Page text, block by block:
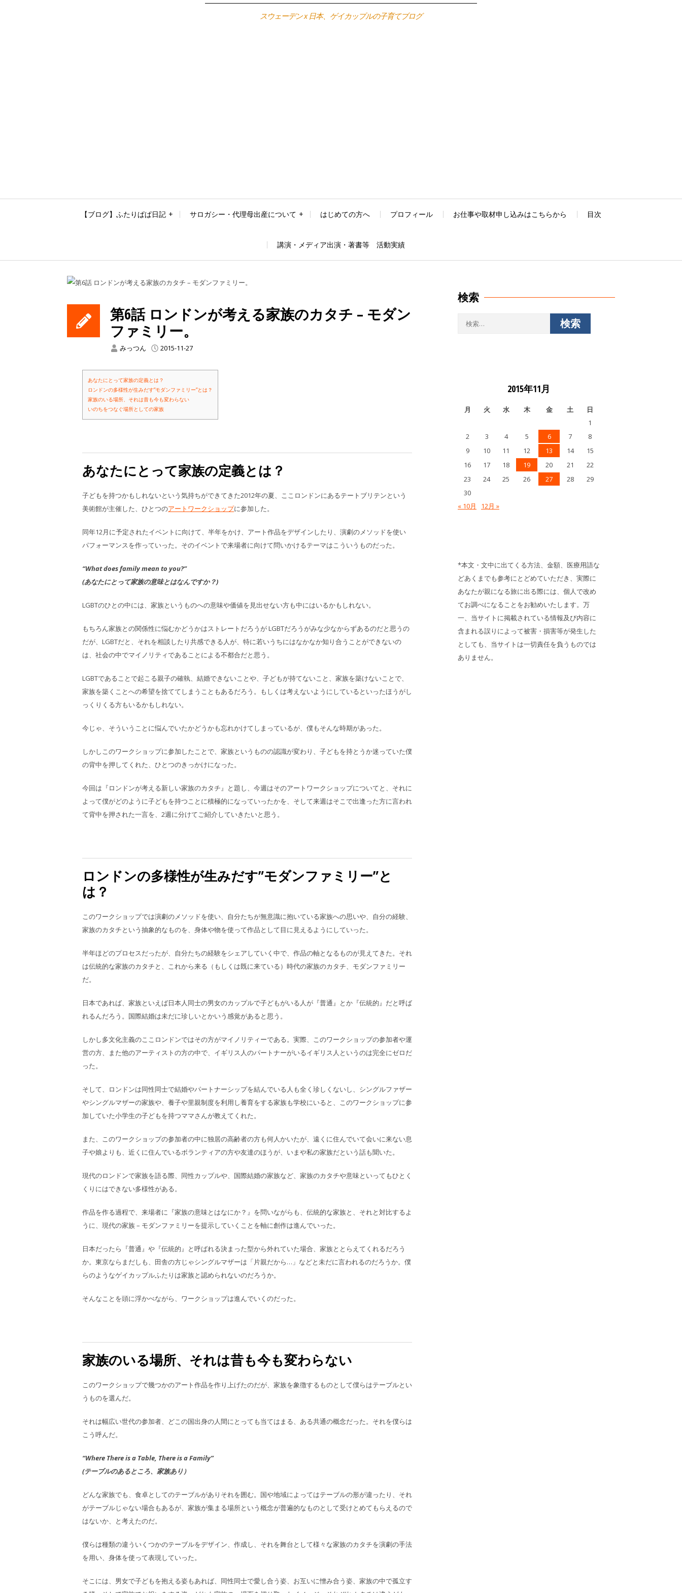
スウェーデン x 日本、ゲイカップルの子育てブログ
【ブログ】ふたりぱぱ日記 サロガシー・代理母出産について はじめての方へ プロフィール お仕事や取材申し込みはこちらから 目次
講演・メディア出演・著書等 活動実績
第6話 ロンドンが考える家族のカタチ – モダン
ファミリー。
みっつん 2015-11-27
あなたにとって家族の定義とは？
ロンドンの多様性が生みだす”モダンファミリー”とは？
家族のいる場所、それは昔も今も変わらない
いのちをつなぐ場所としての家族
あなたにとって家族の定義とは？
子どもを持つかもしれないという気持ちができてきた2012年の夏、ここロンドンにあるテートブリテンという
美術館が主催した、ひとつのアートワークショップに参加した。
同年12月に予定されたイベントに向けて、半年をかけ、アート作品をデザインしたり、演劇のメソッドを使い
パフォーマンスを作っていった。そのイベントで来場者に向けて問いかけるテーマはこういうものだった。
“What does family mean to you?”
(あなたにとって家族の意味とはなんですか？)
LGBTのひとの中には、家族というものへの意味や価値を見出せない方も中にはいるかもしれない。
もちろん家族との関係性に悩むかどうかはストレートだろうが LGBTだろうがみな少なからずあるのだと思うの
だが、LGBTだと、それを相談したり共感できる人が、特に若いうちにはなかなか知り合うことができないの
は、社会の中でマイノリティであることによる不都合だと思う。
LGBTであることで起こる親子の確執、結婚できないことや、子どもが持てないこと、家族を築けないことで、
家族を築くことへの希望を捨ててしまうこともあるだろう。もしくは考えないようにしているといったほうがし
っくりくる方もいるかもしれない。
今じゃ、そういうことに悩んでいたかどうかも忘れかけてしまっているが、僕もそんな時期があった。
しかしこのワークショップに参加したことで、家族というものの認識が変わり、子どもを持とうか迷っていた僕
の背中を押してくれた、ひとつのきっかけになった。
今回は『ロンドンが考える新しい家族のカタチ』と題し、今週はそのアートワークショップについてと、それに
よって僕がどのように子どもを持つことに積極的になっていったかを、そして来週はそこで出逢った方に言われ
て背中を押された一言を、2週に分けてご紹介していきたいと思う。
ロンドンの多様性が生みだす”モダンファミリー”と
は？
このワークショップでは演劇のメソッドを使い、自分たちが無意識に抱いている家族への思いや、自分の経験、
家族のカタチという抽象的なものを、身体や物を使って作品として目に見えるようにしていった。
半年ほどのプロセスだったが、自分たちの経験をシェアしていく中で、作品の軸となるものが見えてきた。それ
は伝統的な家族のカタチと、これから来る（もしくは既に来ている）時代の家族のカタチ、モダンファミリー
だ。
日本であれば、家族といえば日本人同士の男女のカップルで子どもがいる人が『普通』とか『伝統的』だと呼ば
れるんだろう。国際結婚は未だに珍しいとかいう感覚があると思う。
しかし多文化主義のここロンドンではその方がマイノリティーである。実際、このワークショップの参加者や運
営の方、また他のアーティストの方の中で、イギリス人のパートナーがいるイギリス人というのは完全にゼロだ
った。
そして、ロンドンは同性同士で結婚やパートナーシップを結んでいる人も全く珍しくないし、シングルファザー
やシングルマザーの家族や、養子や里親制度を利用し養育をする家族も学校にいると、このワークショップに参
加していた小学生の子どもを持つママさんが教えてくれた。
また、このワークショップの参加者の中に独居の高齢者の方も何人かいたが、遠くに住んでいて会いに来ない息
子や娘よりも、近くに住んでいるボランティアの方や友達のほうが、いまや私の家族だという話も聞いた。
現代のロンドンで家族を語る際、同性カップルや、国際結婚の家族など、家族のカタチや意味といってもひとく
くりにはできない多様性がある。
作品を作る過程で、来場者に『家族の意味とはなにか？』を問いながらも、伝統的な家族と、それと対比するよ
うに、現代の家族 – モダンファミリーを提示していくことを軸に創作は進んでいった。
日本だったら『普通』や『伝統的』と呼ばれる決まった型から外れていた場合、家族ととらえてくれるだろう
か。東京ならまだしも、田舎の方じゃシングルマザーは「片親だから…」などと未だに言われるのだろうか。僕
らのようなゲイカップルふたりは家族と認められないのだろうか。
そんなことを頭に浮かべながら、ワークショップは進んでいくのだった。
家族のいる場所、それは昔も今も変わらない
このワークショップで幾つかのアート作品を作り上げたのだが、家族を象徴するものとして僕らはテーブルとい
うものを選んだ。
それは幅広い世代の参加者、どこの国出身の人間にとっても当てはまる、ある共通の概念だった。それを僕らは
こう呼んだ。
“Where There is a Table, There is a Family”
(テーブルのあるところ、家族あり）
どんな家族でも、食卓としてのテーブルがありそれを囲む。国や地域によってはテーブルの形が違ったり、それ
がテーブルじゃない場合もあるが、家族が集まる場所という概念が普遍的なものとして受けとめてもらえるので
はないか、と考えたのだ。
僕らは種類の違ういくつかのテーブルをデザイン、作成し、それを舞台として様々な家族のカタチを演劇の手法
を用い、身体を使って表現していった。
そこには、男女で子どもを抱える姿もあれば、同性同士で愛し合う姿、お互いに憎み合う姿、家族の中で孤立す
検索
2015年11月
月 火 水 木 金 土
日
1
2
3 4 5 6 7
8
9
10 11 12 13 14
15
16
17 18 19 20 21
22
23
24 25 26 27 28
29
30
« 10月
12月 »
*本文・文中に出てくる方法、金額、医療用語な
どあくまでも参考にとどめていただき、実際に
あなたが親になる旅に出る際には、個人で改め
てお調べになることをお勧めいたします。万
一、当サイトに掲載されている情報及び内容に
含まれる誤りによって被害・損害等が発生した
としても、当サイトは一切責任を負うものでは
ありません。